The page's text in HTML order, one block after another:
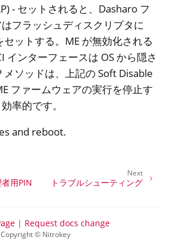
- セットされると、Dasharo フ
フラッシュディスクリプタに
セットする。ME が無効化される
インターフェースは OS から隠さ
メソッドは、上記の Soft Disable
ファームウェアの実行を停止す
率的です。
and reboot.
Next
トラブルシューティング
用PIN
Copyright © Nitrokey
| Request docs change